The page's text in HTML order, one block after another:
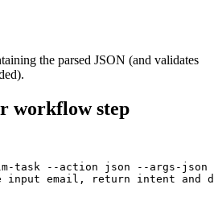
the parsed JSON (and validates
workflow step
task --action json --args-
input email, return intent and